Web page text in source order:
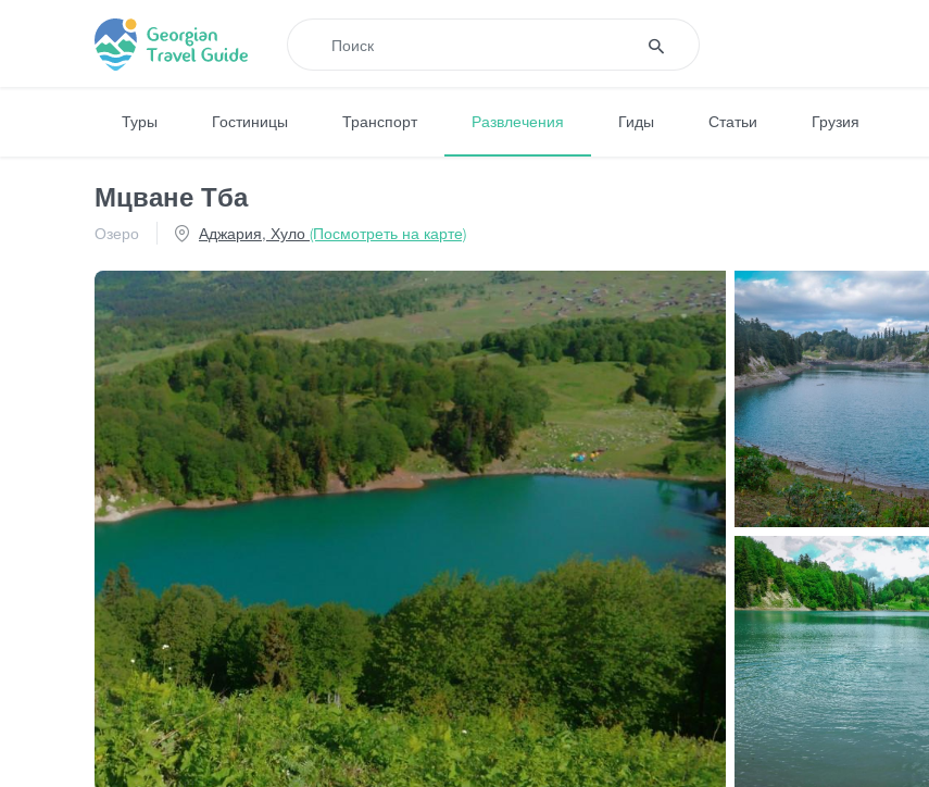
Туры Гостиницы Транспорт Развлечения Гиды Статьи Грузия
Мцване Тба
Озеро Аджария, Хуло (Посмотреть на карте)